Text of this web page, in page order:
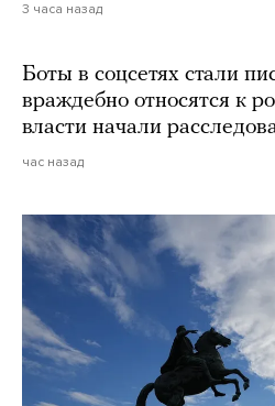
3 часа назад
Боты в соцсетях стали
враждебно относятся к
власти начали
час назад